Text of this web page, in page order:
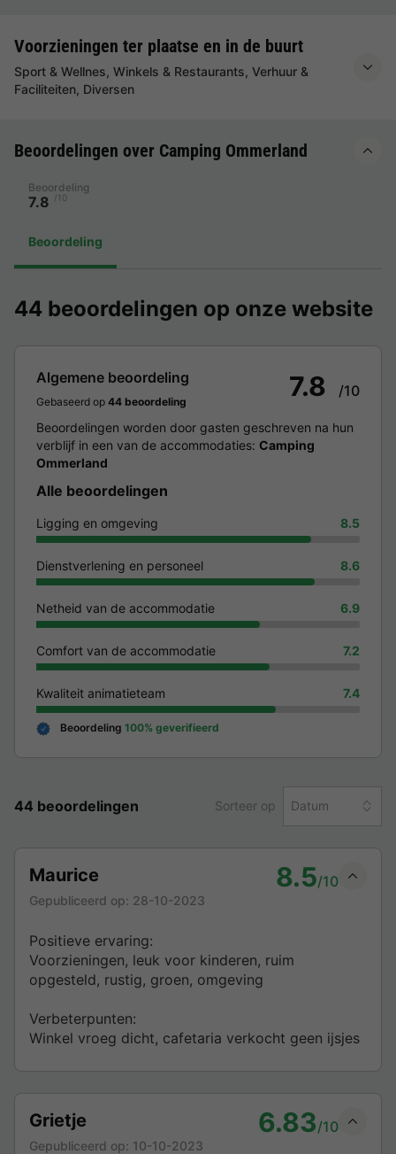
Voorzieningen ter plaatse en in de buurt
Sport & Wellnes, Winkels & Restaurants, Verhuur &
Faciliteiten, Diversen
Beoordelingen over Camping Ommerland
Beoordeling
7.8 /10
Beoordeling
44 beoordelingen op onze website
Algemene beoordeling
Gebaseerd op 44 beoordeling 7.8 /10
Beoordelingen worden door gasten geschreven na hun
verblijf in een van de accommodaties: Camping
Ommerland
Alle beoordelingen
Ligging en omgeving 8.5
Dienstverlening en personeel 8.6
Netheid van de accommodatie 6.9
Comfort van de accommodatie 7.2
Kwaliteit animatieteam 7.4
Beoordeling 100% geverifieerd
44 beoordelingen Sorteer op Datum
Maurice 8.5/10
Gepubliceerd op: 28-10-2023
Positieve ervaring:
Voorzieningen, leuk voor kinderen, ruim
opgesteld, rustig, groen, omgeving
Verbeterpunten:
Winkel vroeg dicht, cafetaria verkocht geen ijsjes
Grietje 6.83/10
Gepubliceerd op: 10-10-2023